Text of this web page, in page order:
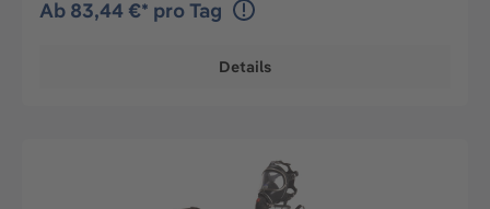
Ab 83,44 €* pro Tag
Details